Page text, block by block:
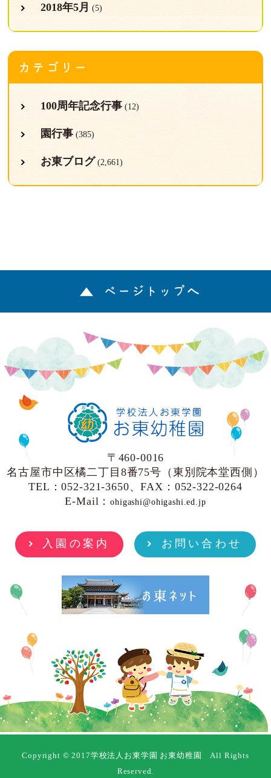
2018年5月 (5)
カテゴリー
100周年記念行事(12)
園行事(385)
お東ブログ (2,661)
ページトップへ
〒460-0016
名古屋市中区橘二丁目8番75号（東別院本堂西側）
TEL：052-321-3650、FAX：052-322-0264
E-Mail：ohigashi@ohigashi.ed.jp
入園の案内 お問い合わせ
Copyright © 2017学校法人お東学園 お東幼稚園 All Rights
Reserved.